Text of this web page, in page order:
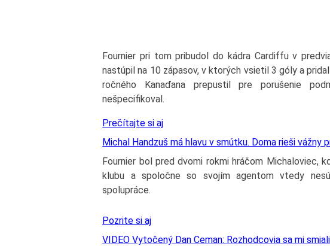
Fournier pri tom pribudol do kádra Cardiffu v
nastúpil na 10 zápasov, v ktorých vsietil 3 góly a
ročného Kanaďana prepustil pre porušenie
nešpecifikoval.
Prečítajte si aj
Michal Handzuš má hlavu v smútku. Doma rieši vážny
Fournier bol pred dvomi rokmi hráčom Michaloviec,
klubu a spoločne so svojím agentom vtedy
spolupráce.
Pozrite si aj
VIDEO Vytočený Dan Ceman: Rozhodcovia sa mi